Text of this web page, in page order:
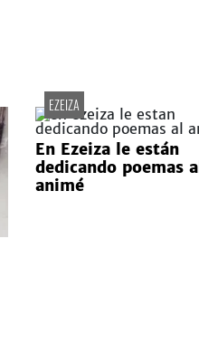
EZEIZA
En Ezeiza le están
dedicando poemas al
animé